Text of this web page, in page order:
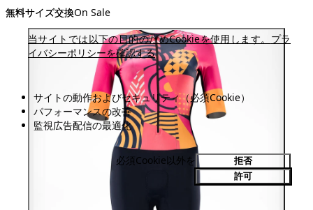
当サイトでは以下の目的のためCookieを使用します。 プラ
イバシーポリシーを確認する
サイトの動作およびセキュリティ（必須Cookie）
パフォーマンスの改善
監視広告配信の最適化
必須Cookie以外を
拒否
許可
無料サイズ交換On Sale
無料サイズ交換